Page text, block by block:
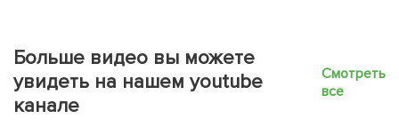
Больше видео вы можете
увидеть на нашем youtube
канале
Смотреть
все